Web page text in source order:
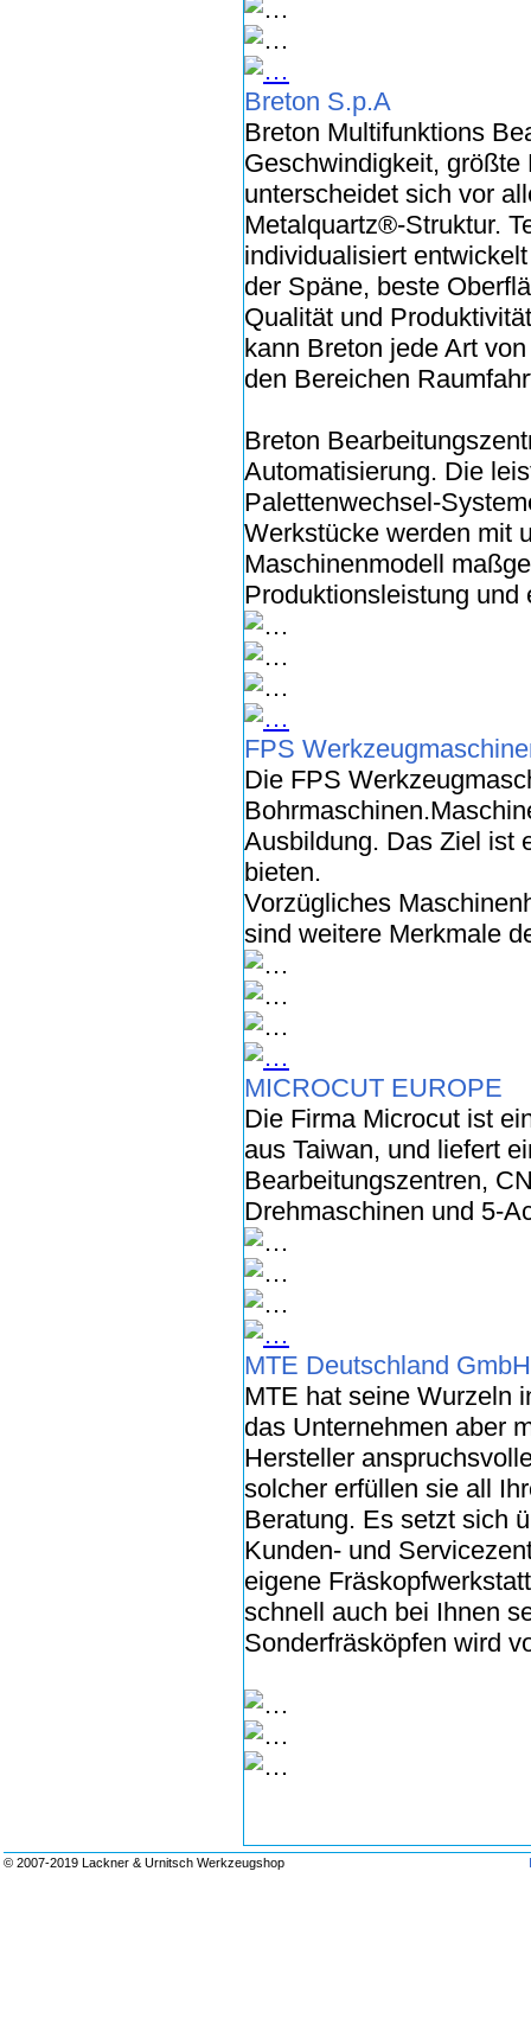
Breton S.p.A
Breton Multifunktions
Geschwindigkeit,
unterscheidet sich vor
Metalquartz®-Struktur.
individualisiert
der Späne, beste
Qualität und
kann Breton jede Art
den Bereichen
Breton
Automatisierung. Die
Palettenwechsel-
Werkstücke werden mit
Maschinenmodell
Produktionsleistung und
FPS
Die FPS
Ausbildung. Das Ziel ist
bieten.
Vorzügliches
sind weitere Merkmale
MICROCUT EUROPE
Die Firma Microcut ist
aus Taiwan, und liefert
Bearbeitungszentren,
Drehmaschinen und 5-
MTE Deutschland GmbH
MTE hat seine Wurzeln
das Unternehmen aber
Hersteller
solcher erfüllen sie all
Beratung. Es setzt sich
Kunden- und
eigene
schnell auch bei Ihnen
Sonderfräsköpfen wird
© 2007-2019 Lackner & Urnitsch Werkzeugshop